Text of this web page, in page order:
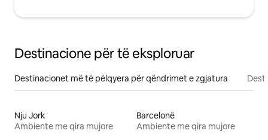
Destinacione për të eksploruar
Destinacionet më të pëlqyera për qëndrimet e zgjatura
Nju Jork
Ambiente me qira mujore
Barcelonë
Ambiente me qira mujore